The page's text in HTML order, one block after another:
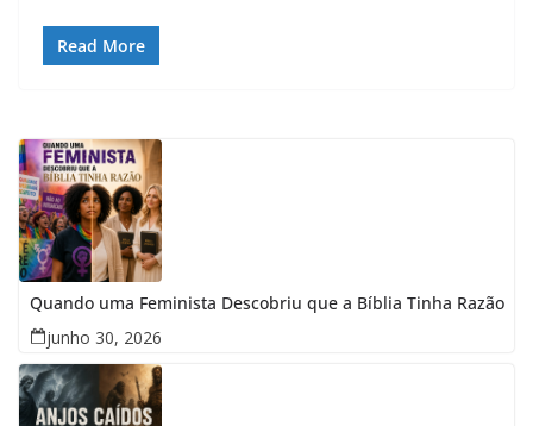
Read More
Quando uma Feminista Descobriu que a Bíblia Tinha Razão
junho 30, 2026